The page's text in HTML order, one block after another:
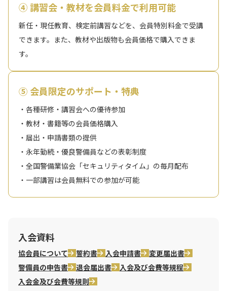
④ 講習会・教材を会員料金で利用可能
新任・現任教育、検定前講習などを、会員特別料金で受講
できます。また、教材や出版物も会員価格で購入できま
す。
⑤ 会員限定のサポート・特典
・各種研修・講習会への優待参加
・教材・書籍等の会員価格購入
・届出・申請書類の提供
・永年勤続・優良警備員などの表彰制度
・全国警備業協会「セキュリティタイム」の毎月配布
・一部講習は会員無料での参加が可能
入会資料
協会員について 誓約書 入会申請書
変更届出書
警備員の申告書
退会届出書
入会及び会費等規程
入会金及び会費等規則